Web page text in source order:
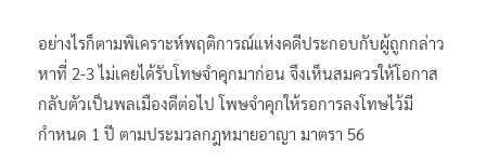
อย่างไรก็ตามพิเคราะห์พฤติการณ์แห่งคดีประกอบกับผู้ถูกกล่าว
หาที่ 2-3 ไม่เคยได้รับโทษจำคุกมาก่อน จึงเห็นสมควรให้โอกาส
กลับตัวเป็นพลเมืองดีต่อไป โพษจำคุกให้รอการลงโทษไว้มี
กำหนด 1 ปี ตามประมวลกฎหมายอาญา มาตรา 56